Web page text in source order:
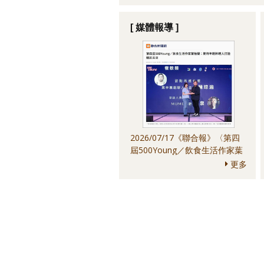
[ 媒體報導 ]
2026/07/17《聯合報》〈第四
屆500Young／飲食生活作家葉
怡蘭：期待年輕料理人打造精彩
更多